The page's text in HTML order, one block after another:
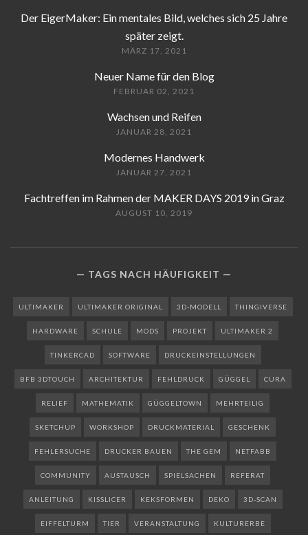
Der EigerMaker: Ein mentales Bild, welches sich 25 Jahre
später zeigt.
MÄRZ 17, 2021
Neuer Name für den Blog
FEBRUAR 02, 2021
Wachsen und Reifen
JANUAR 28, 2021
Modernes Handwerk
JANUAR 27, 2021
Fachtreffen im Rahmen der MAKER DAYS 2019 in Graz
AUGUST 10, 2019
TAGS NACH HÄUFIGKEIT
ULTIMAKER ULTIMAKER ORIGINAL 3D-MODELL THINGIVERSE
HARDWARE SCHULE MODS PROJEKT ULTIMAKER 2
TINKERCAD SOFTWARE DRUCKEINSTELLUNGEN
BFB 3DTOUCH ARCHITEKTUR FEHLDRUCK GÜGGEL CURA
RELIEF MATHEMATIK GÜGGELTOWN MEHRTEILIG
SKETCHUP WORKSHOP DRUCKMATERIAL GESCHENK
FEHLERSUCHE DRUCKER BAUEN THE GEM NETFABB
COMMUNITY AUSTAUSCH SPIELSACHEN REFERAT
ANLEITUNG KISSLICER KEKSFORMEN DEKO 3D-SCAN
EIFFELTURM TIER VERANSTALTUNG KULTURERBE